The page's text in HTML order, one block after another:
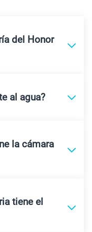
del Honor
al agua?
la cámara
tiene el